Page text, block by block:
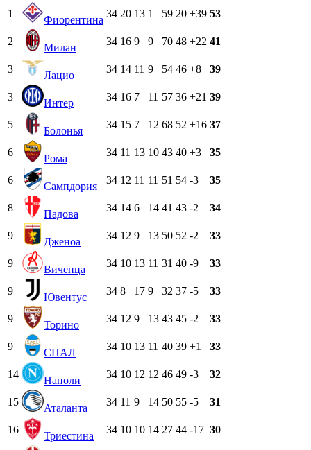
1
Фиорентина
34 20 13 1 59 20 +39 53
2
Милан
34 16 9 9 70 48 +22 41
3
Лацио
34 14 11 9 54 46 +8 39
3
Интер
34 16 7 11 57 36 +21 39
5
Болонья
34 15 7 12 68 52 +16 37
6
Рома
34 11 13 10 43 40 +3 35
6
Сампдория
34 12 11 11 51 54 -3 35
8
Падова
34 14 6 14 41 43 -2 34
9
Дженоа
34 12 9 13 50 52 -2 33
9
Виченца
34 10 13 11 31 40 -9 33
9
Ювентус
34 8 17 9 32 37 -5 33
9
Торино
34 12 9 13 43 45 -2 33
9
СПАЛ
34 10 13 11 40 39 +1 33
14
Наполи
34 10 12 12 46 49 -3 32
15
Аталанта
34 11 9 14 50 55 -5 31
16
Триестина
34 10 10 14 27 44 -17 30